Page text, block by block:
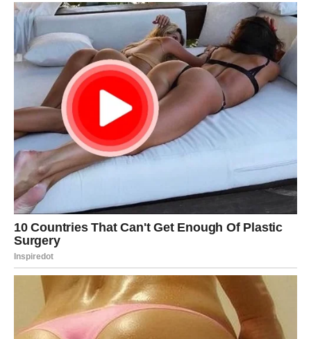
Za pripremu nadjeva od višanja prikupite sljedeće sastojke: 1
litar mlijeka, 3 pakiranja pudinga od vanilije, 6 žumanjaka, 10
žlica šećera, 2 pakiranja vanilin šećera i 250 grama maslaca.
Za šlag napravite 250 ml vode, 250 ml soka od višanja, 150 g
šećera, 400 g višanja i 2 paketića smjese za puding od vanilije.
500 mililitara vrhnja, 100 grama šećera u prahu i 50 grama